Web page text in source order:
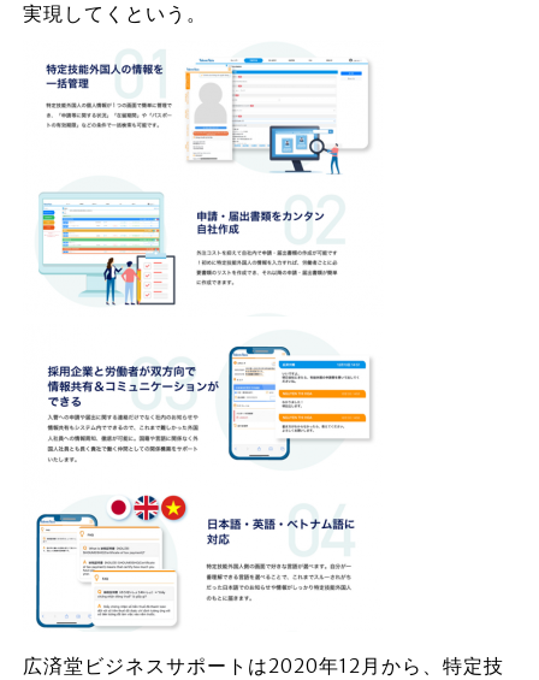
実現してくという。
広済堂ビジネスサポートは2020年12月から、特定技